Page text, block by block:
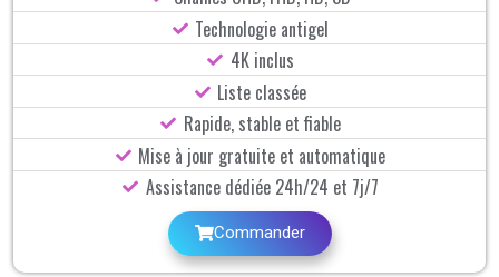
Technologie antigel
4K inclus
Liste classée
Rapide, stable et fiable
Mise à jour gratuite et automatique
Assistance dédiée 24h/24 et 7j/7
Commander